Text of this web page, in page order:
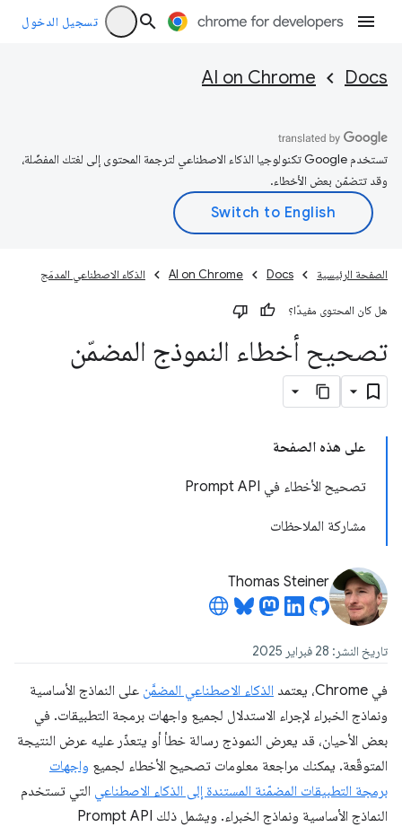
تسجيل الدخول
Docs
AI on Chrome
تستخدم Google تكنولوجيا الذكاء الاصطناعي لترجمة المحتوى إلى لغتك المفضّلة،
وقد تتضمّن بعض الأخطاء.
الصفحة الرئيسية Docs
AI on Chrome الذكاء الاصطناعي المدمَج
هل كان المحتوى مفيدًا؟
تصحيح أخطاء النموذج المضمّن
على هذه الصفحة
تصحيح الأخطاء في Prompt API
مشاركة الملاحظات
Thomas Steiner
تاريخ النشر: 28 فبراير 2025
في Chrome، يعتمد الذكاء الاصطناعي المضمَّن على النماذج الأساسية
ونماذج الخبراء لإجراء الاستدلال لجميع واجهات برمجة التطبيقات. في
بعض الأحيان، قد يعرض النموذج رسالة خطأ أو يتعذّر عليه عرض النتيجة
المتوقّعة. يمكنك مراجعة معلومات تصحيح الأخطاء لجميع واجهات
برمجة التطبيقات المضمّنة المستندة إلى الذكاء الاصطناعي التي تستخدم
النماذج الأساسية ونماذج الخبراء. ويشمل ذلك Prompt API